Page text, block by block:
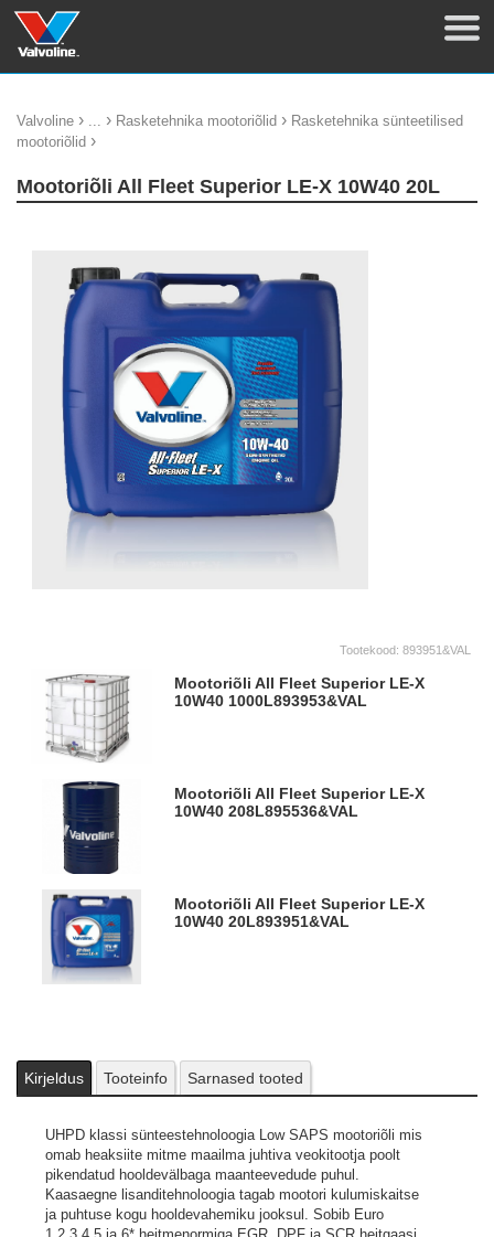
Valvoline › ... › Rasketehnika mootoriõlid › Rasketehnika sünteetilised
mootoriõlid ›
Mootoriõli All Fleet Superior LE-X 10W40 20L
Tootekood: 893951&VAL
Mootoriõli All Fleet Superior LE-X
10W40 1000L893953&VAL
Mootoriõli All Fleet Superior LE-X
10W40 208L895536&VAL
Mootoriõli All Fleet Superior LE-X
10W40 20L893951&VAL
Kirjeldus Tooteinfo Sarnased tooted
UHPD klassi sünteestehnoloogia Low SAPS mootoriõli mis
omab heaksiite mitme maailma juhtiva veokitootja poolt
pikendatud hooldevälbaga maanteevedude puhul.
Kaasaegne lisanditehnoloogia tagab mootori kulumiskaitse
ja puhtuse kogu hooldevahemiku jooksul. Sobib Euro